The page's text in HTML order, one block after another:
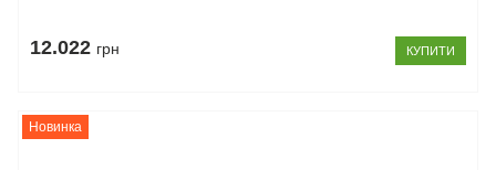
12.022 грн КУПИТИ
Новинка